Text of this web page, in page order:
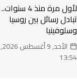
لأول مرة منذ 4 سنوات..
تبادل رسائل بين روسيا
وسلوفينيا
الأحد, 9 أغسطس 2026,
13:54